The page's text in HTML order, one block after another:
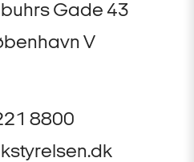
Gade 43
V
8800